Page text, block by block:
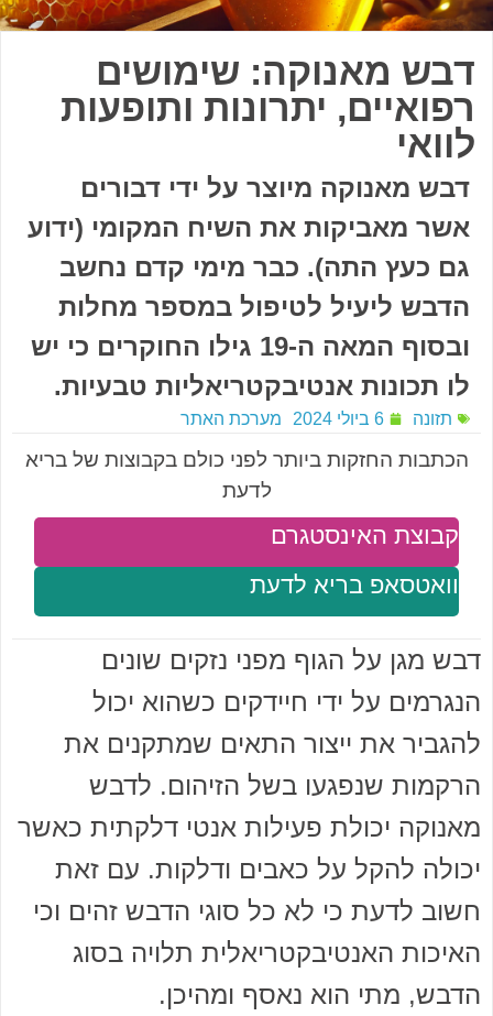
דבש מאנוקה: שימושים
רפואיים, יתרונות ותופעות
לוואי
דבש מאנוקה מיוצר על ידי דבורים
אשר מאביקות את השיח המקומי (ידוע
גם כעץ התה). כבר מימי קדם נחשב
הדבש ליעיל לטיפול במספר מחלות
ובסוף המאה ה-19 גילו החוקרים כי יש
לו תכונות אנטיבקטריאליות טבעיות.
תזונה 6 ביולי 2024 מערכת האתר
הכתבות החזקות ביותר לפני כולם בקבוצות של בריא
לדעת
וואטסאפ בריא לדעת
קבוצת האינסטגרם
דבש מגן על הגוף מפני נזקים שונים
הנגרמים על ידי חיידקים כשהוא יכול
להגביר את ייצור התאים שמתקנים את
הרקמות שנפגעו בשל הזיהום. לדבש
מאנוקה יכולת פעילות אנטי דלקתית כאשר
יכולה להקל על כאבים ודלקות. עם זאת
חשוב לדעת כי לא כל סוגי הדבש זהים וכי
האיכות האנטיבקטריאלית תלויה בסוג
הדבש, מתי הוא נאסף ומהיכן.